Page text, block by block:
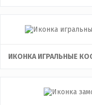
ИКОНКА ИГРАЛЬНЫЕ